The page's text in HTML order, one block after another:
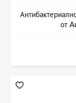
от